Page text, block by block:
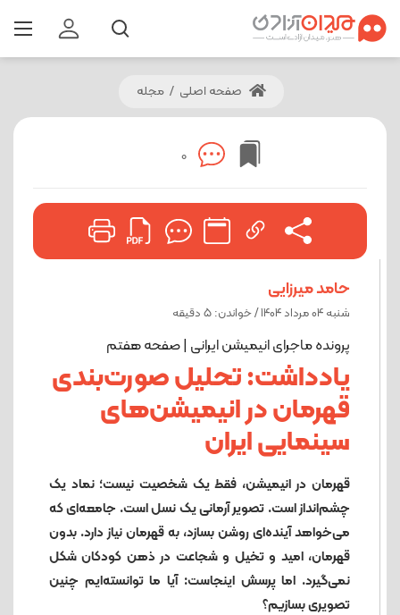
صفحه اصلی / مجله
0
حامد میرزایی
شنبه 04 مرداد 1404 / خواندن: 5 دقیقه
پرونده ماجرای انیمیشن ایرانی | صفحه هفتم
یادداشت: تحلیل صورت‌بندی
قهرمان در انیمیشن‌های
سینمایی ایران
قهرمان در انیمیشن، فقط یک شخصیت نیست؛ نماد یک
چشم‌انداز است. تصویر آرمانی یک نسل است. جامعه‌ای که
می‌خواهد آینده‌ای روشن بسازد، به قهرمان نیاز دارد. بدون
قهرمان، امید و تخیل و شجاعت در ذهن کودکان شکل
نمی‌گیرد. اما پرسش اینجاست: آیا ما توانسته‌ایم چنین
تصویری بسازیم؟